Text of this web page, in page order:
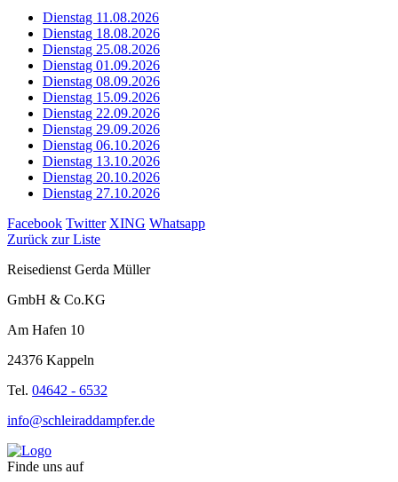
Dienstag 11.08.2026
Dienstag 18.08.2026
Dienstag 25.08.2026
Dienstag 01.09.2026
Dienstag 08.09.2026
Dienstag 15.09.2026
Dienstag 22.09.2026
Dienstag 29.09.2026
Dienstag 06.10.2026
Dienstag 13.10.2026
Dienstag 20.10.2026
Dienstag 27.10.2026
Facebook Twitter XING Whatsapp
Zurück zur Liste
Reisedienst Gerda Müller
GmbH & Co.KG
Am Hafen 10
24376 Kappeln
Tel. 04642 - 6532
info@schleiraddampfer.de
Finde uns auf